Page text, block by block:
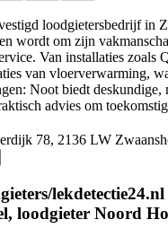
loodgietersbedrijf in
wordt om zijn
Van installaties zoals
van vloerverwarming,
Noot biedt deskundige,
advies om
78, 2136 LW
loodgieter Noord